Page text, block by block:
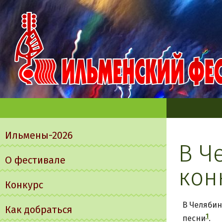
меню
Ильмены-2026
О фестивале
Конкурс
Как добраться
В
В
песни1.